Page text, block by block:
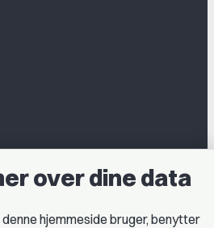
over dine data
hjemmeside bruger, benytter